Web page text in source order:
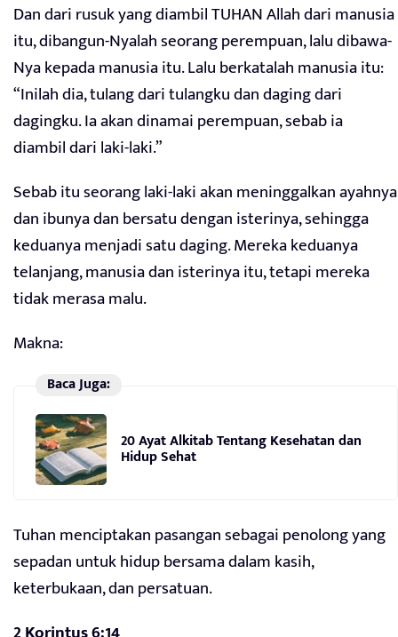
Dan dari rusuk yang diambil TUHAN Allah dari manusia
itu, dibangun-Nyalah seorang perempuan, lalu dibawa-
Nya kepada manusia itu. Lalu berkatalah manusia itu:
“Inilah dia, tulang dari tulangku dan daging dari
dagingku. Ia akan dinamai perempuan, sebab ia
diambil dari laki-laki.”
Sebab itu seorang laki-laki akan meninggalkan ayahnya
dan ibunya dan bersatu dengan isterinya, sehingga
keduanya menjadi satu daging. Mereka keduanya
telanjang, manusia dan isterinya itu, tetapi mereka
tidak merasa malu.
Makna:
Baca Juga:
20 Ayat Alkitab Tentang Kesehatan dan
Hidup Sehat
Tuhan menciptakan pasangan sebagai penolong yang
sepadan untuk hidup bersama dalam kasih,
keterbukaan, dan persatuan.